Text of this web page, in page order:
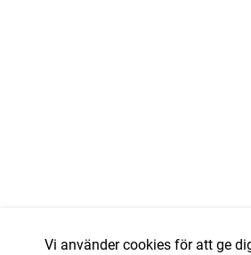
Vi använder cookies för att ge